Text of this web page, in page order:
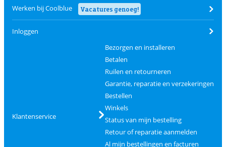
Werken bij Coolblue Vacatures genoeg!
Inloggen
Klantenservice
Bezorgen en installeren
Betalen
Ruilen en retourneren
Garantie, reparatie en verzekeringen
Bestellen
Winkels
Status van mijn bestelling
Retour of reparatie aanmelden
Al mijn bestellingen en facturen